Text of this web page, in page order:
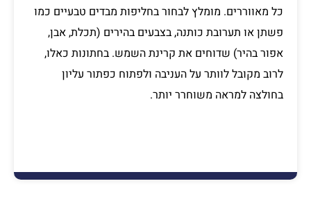
כל מאווררים. מומלץ לבחור בחליפות מבדים טבעיים כמו
פשתן או תערובת כותנה, בצבעים בהירים (תכלת, אבן,
אפור בהיר) שדוחים את קרינת השמש. בחתונות כאלו,
לרוב מקובל לוותר על העניבה ולפתוח כפתור עליון
בחולצה למראה משוחרר יותר.